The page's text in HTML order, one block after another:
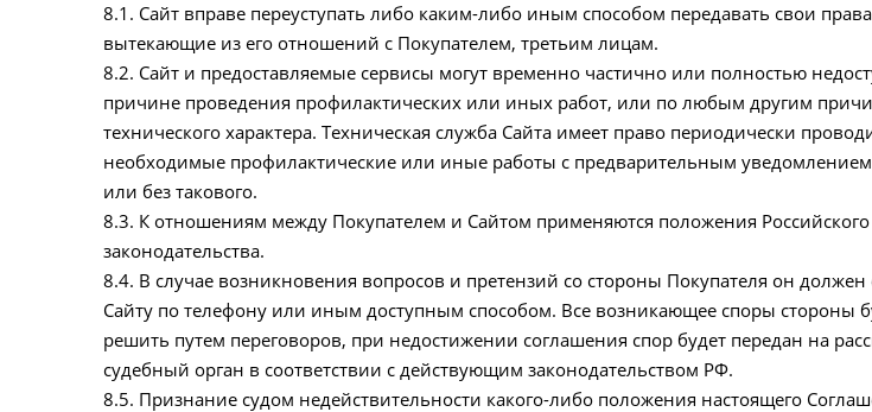
8.1. Сайт вправе переуступать либо каким-либо иным способом передавать свои
вытекающие из его отношений с Покупателем, третьим лицам.
8.2. Сайт и предоставляемые сервисы могут временно частично или полностью
причине проведения профилактических или иных работ, или по любым другим
технического характера. Техническая служба Сайта имеет право периодически
необходимые профилактические или иные работы с предварительным
или без такового.
8.3. К отношениям между Покупателем и Сайтом применяются положения Российского
законодательства.
8.4. В случае возникновения вопросов и претензий со стороны Покупателя он должен
Сайту по телефону или иным доступным способом. Все возникающее споры стороны
решить путем переговоров, при недостижении соглашения спор будет передан на
судебный орган в соответствии с действующим законодательством РФ.
8.5. Признание судом недействительности какого-либо положения настоящего